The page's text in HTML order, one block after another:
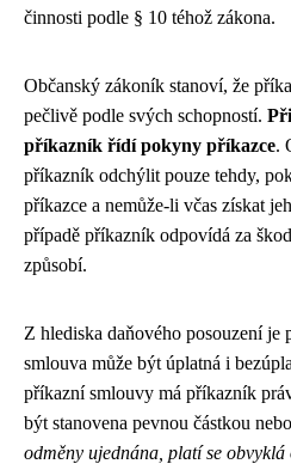
činnosti podle § 10 téhož zákona.
Občanský zákoník stanoví, že
pečlivě podle svých schopností.
příkazník řídí pokyny příkazce.
příkazník odchýlit pouze tehdy,
příkazce a nemůže-li včas získat
případě příkazník odpovídá za
způsobí.
Z hlediska daňového posouzení je
smlouva může být úplatná i
příkazní smlouvy má příkazník
být stanovena pevnou částkou
odměny ujednána, platí se